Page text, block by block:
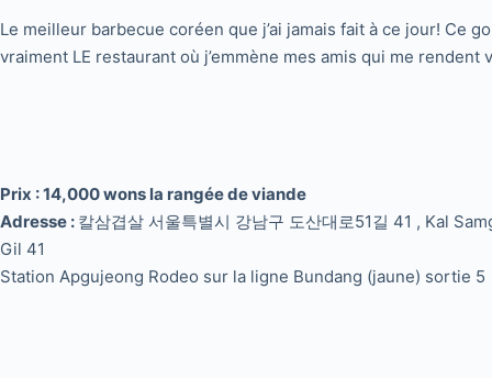
Le meilleur barbecue coréen que j’ai jamais fait à ce jour! Ce
vraiment LE restaurant où j’emmène mes amis qui me
Prix : 14,000 wons la rangée de viande
Adresse : 칼삼겹살 서울특별시 강남구 도산대로51길 41 , Kal
Gil 41
Station Apgujeong Rodeo sur la ligne Bundang (jaune) sortie 5